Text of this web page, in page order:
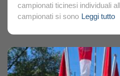
campionati ticinesi individuali
campionati si sono Leggi tutto